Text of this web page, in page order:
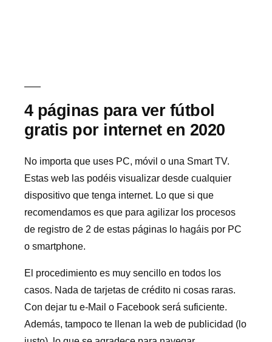
4 páginas para ver fútbol
gratis por internet en 2020
No importa que uses PC, móvil o una Smart TV.
Estas web las podéis visualizar desde cualquier
dispositivo que tenga internet. Lo que si que
recomendamos es que para agilizar los procesos
de registro de 2 de estas páginas lo hagáis por PC
o smartphone.
El procedimiento es muy sencillo en todos los
casos. Nada de tarjetas de crédito ni cosas raras.
Con dejar tu e-Mail o Facebook será suficiente.
Además, tampoco te llenan la web de publicidad (lo